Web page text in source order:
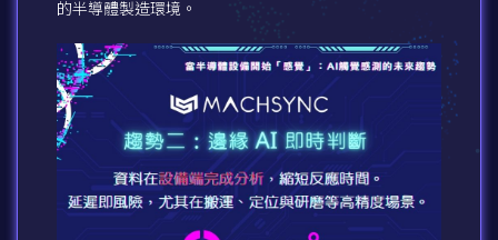
的半導體製造環境。